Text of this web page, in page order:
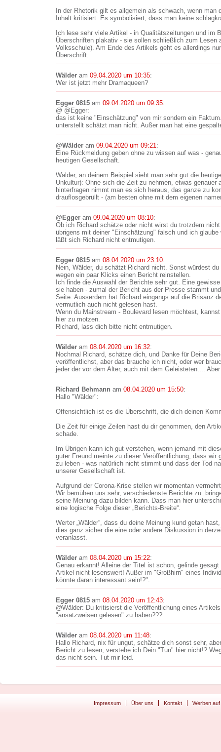
In der Rhetorik gilt es allgemein als schwach, wenn man
Inhalt kritisiert. Es symbolisiert, dass man keine
Ich lese sehr viele Artikel - in Qualitätszeitungen und im
Überschriften plakativ - sie sollen schließlich zum Lesen
Volksschule). Am Ende des Artikels geht es allerdings
Überschrift.
Wälder am 09.04.2020 um 10:35:
Wer ist jetzt mehr Dramaqueen?
Egger 0815 am 09.04.2020 um 09:35:
@ @Egger:
das ist keine "Einschätzung" von mir sondern ein
unterstellt schätzt man nicht. Außer man hat eine
@Wälder am 09.04.2020 um 09:21:
Eine Rückmeldung geben ohne zu wissen auf was -
heutigen Gesellschaft.
Wälder, an deinem Beispiel sieht man sehr gut die
Unkultur): Ohne sich die Zeit zu nehmen, etwas genauer
hinterfragen nimmt man es sich heraus, das ganze zu
drauflosgebrüllt - (am besten ohne mit dem eigenen
@Egger am 09.04.2020 um 08:10:
Ob ich Richard schätze oder nicht wirst du trotzdem
übrigens mit deiner "Einschätzung" falsch und ich glaube
läßt sich Richard nicht entmutigen.
Egger 0815 am 08.04.2020 um 23:10:
Nein, Wälder, du schätzt Richard nicht. Sonst würdest
wegen ein paar Klicks einen Bericht reinstellen.
Ich finde die Auswahl der Berichte sehr gut. Eine
sie haben - zumal der Bericht aus der Presse stammt
Seite. Ausserdem hat Richard eingangs auf die Brisanz
vermutlich auch nicht gelesen hast.
Wenn du Mainstream - Boulevard lesen möchtest,
hier zu motzen.
Richard, lass dich bitte nicht entmutigen.
Wälder am 08.04.2020 um 16:32:
Nochmal Richard, schätze dich, und Danke für Deine
veröffentlichst, aber das brauche ich nicht, oder wer
jeder der vor dem Alter, auch mit dem Geleisteten....
Richard Behmann am 08.04.2020 um 15:50:
Hallo "Wälder":
Offensichtlich ist es die Überschrift, die dich deinen
Die Zeit für einige Zeilen hast du dir genommen, den
schade.
Im Übrigen kann ich gut verstehen, wenn jemand mit
guter Freund meinte zu dieser Veröffentlichung, dass wir
zu leben - was natürlich nicht stimmt und dass der Tod
unserer Gesellschaft ist.
Aufgrund der Corona-Krise stellen wir momentan
Wir bemühen uns sehr, verschiedenste Berichte zu
seine Meinung dazu bilden kann. Dass man hier
eine logische Folge dieser „Berichts-Breite“.
Werter „Wälder“, dass du deine Meinung kund getan
dies ganz sicher die eine oder andere Diskussion in
veranlasst.
Wälder am 08.04.2020 um 15:22:
Genau erkannt! Alleine der Titel ist schon, gelinde
Artikel nicht lesenswert! Außer im "Großhirn" eines
könnte daran interessant sein!?".
Egger 0815 am 08.04.2020 um 12:43:
@Wälder: Du kritisierst die Veröffentlichung eines
"ansatzweisen gelesen" zu haben???
Wälder am 08.04.2020 um 11:48:
Hallo Richard, nix für ungut, schätze dich sonst sehr,
Bericht zu lesen, verstehe ich Dein "Tun" hier nicht!?
das nicht sein. Tut mir leid.
Impressum Über uns Kontakt Werben